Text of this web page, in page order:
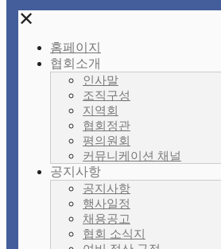
✕
홈페이지
협회소개
인사말
조직구성
지역회
협회정관
평의원회
커뮤니케이션 채널
공지사항
공지사항
행사일정
채용공고
협회 소식지